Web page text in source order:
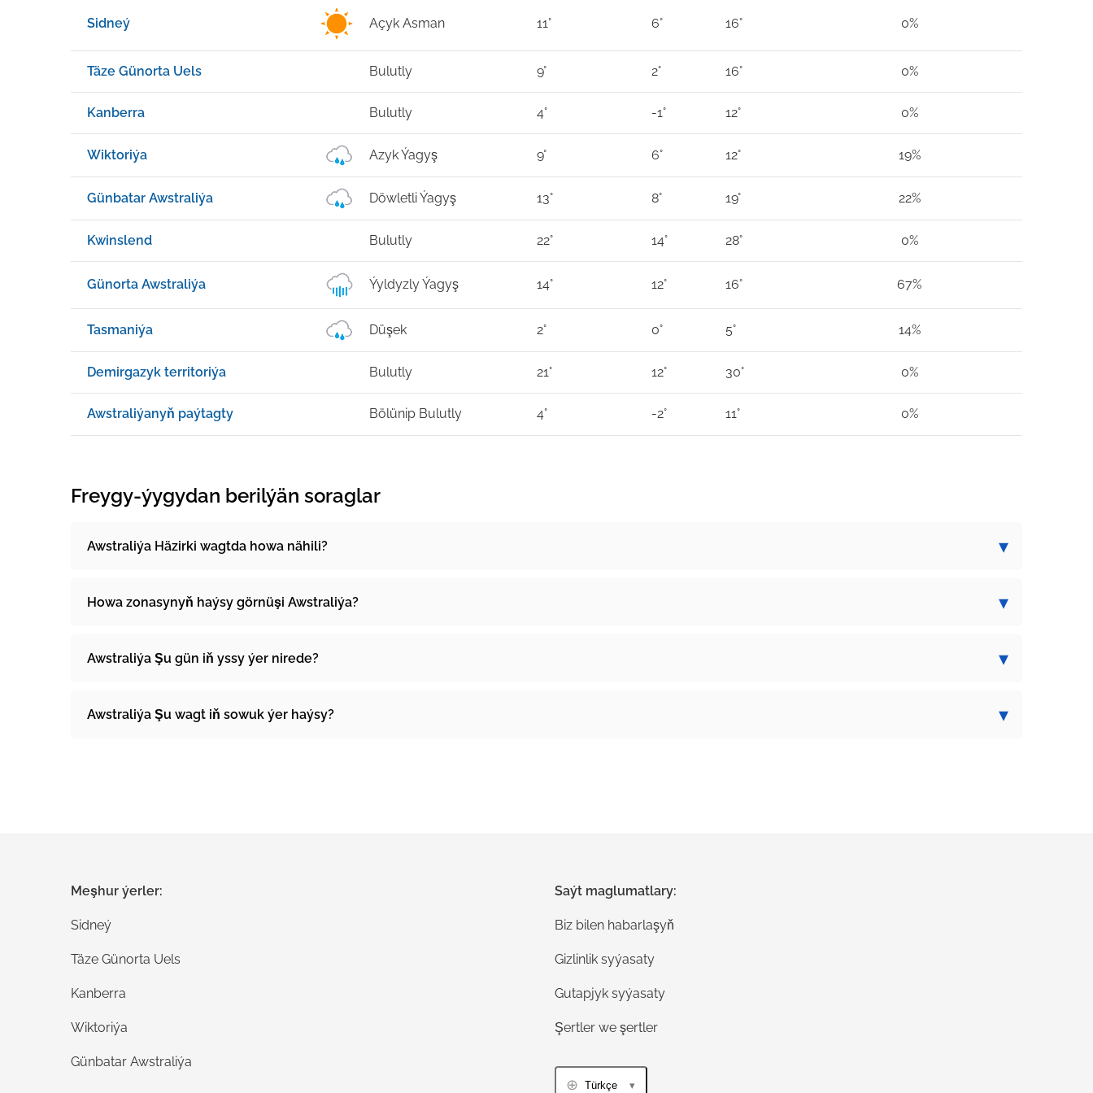
Sidneý Açyk Asman 11° 6° 16° 0%
Täze Günorta Uels Bulutly 9° 2° 16° 0%
Kanberra Bulutly 4° -1° 12° 0%
Wiktoriýa Azyk Ýagyş 9° 6° 12° 19%
Günbatar Awstraliýa Döwletli Ýagyş 13° 8° 19° 22%
Kwinslend Bulutly 22° 14° 28° 0%
Günorta Awstraliýa Ýyldyzly Ýagyş 14° 12° 16° 67%
Tasmaniýa Düşek 2° 0° 5° 14%
Demirgazyk territoriýa Bulutly 21° 12° 30° 0%
Awstraliýanyň paýtagty Bölünip Bulutly 4° -2° 11° 0%
Freygy-ýygydan berilýän soraglar
Awstraliýa Häzirki wagtda howa nähili?
Howa zonasynyň haýsy görnüşi Awstraliýa?
Awstraliýa Şu gün iň yssy ýer nirede?
Awstraliýa Şu wagt iň sowuk ýer haýsy?
Meşhur ýerler:
Sidneý
Täze Günorta Uels
Kanberra
Wiktoriýa
Günbatar Awstraliýa
Saýt maglumatlary:
Biz bilen habarlaşyň
Gizlinlik syýasaty
Gutapjyk syýasaty
Şertler we şertler
Türkçe